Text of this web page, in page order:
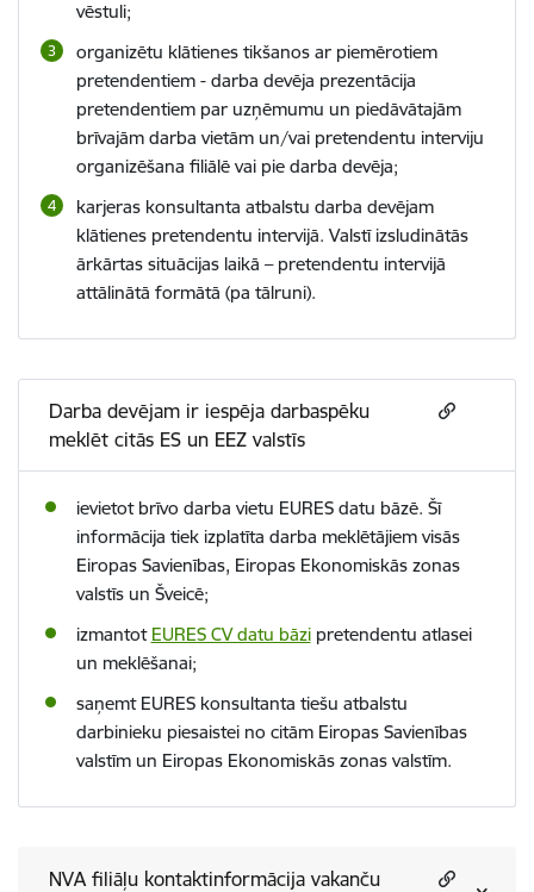
vēstuli;
organizētu klātienes tikšanos ar piemērotiem
pretendentiem - darba devēja prezentācija
pretendentiem par uzņēmumu un piedāvātajām
brīvajām darba vietām un/vai pretendentu interviju
organizēšana filiālē vai pie darba devēja;
karjeras konsultanta atbalstu darba devējam
klātienes pretendentu intervijā. Valstī izsludinātās
ārkārtas situācijas laikā – pretendentu intervijā
attālinātā formātā (pa tālruni).
Darba devējam ir iespēja darbaspēku
meklēt citās ES un EEZ valstīs
ievietot brīvo darba vietu EURES datu bāzē. Šī
informācija tiek izplatīta darba meklētājiem visās
Eiropas Savienības, Eiropas Ekonomiskās zonas
valstīs un Šveicē;
izmantot EURES CV datu bāzipretendentu atlasei
un meklēšanai;
saņemt EURES konsultanta tiešu atbalstu
darbinieku piesaistei no citām Eiropas Savienības
valstīm un Eiropas Ekonomiskās zonas valstīm.
NVA filiāļu kontaktinformācija vakanču